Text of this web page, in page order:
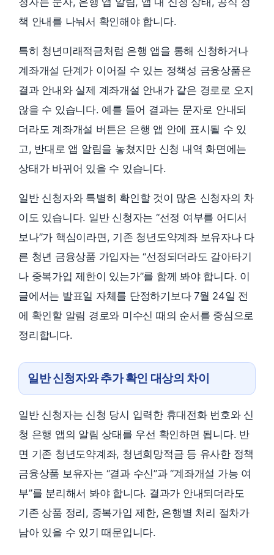
책 안내를 나눠서 확인해야 합니다.
특히 청년미래적금처럼 은행 앱을 통해 신청하거나
계좌개설 단계가 이어질 수 있는 정책성 금융상품은
결과 안내와 실제 계좌개설 안내가 같은 경로로 오지
않을 수 있습니다. 예를 들어 결과는 문자로 안내되
더라도 계좌개설 버튼은 은행 앱 안에 표시될 수 있
고, 반대로 앱 알림을 놓쳤지만 신청 내역 화면에는
상태가 바뀌어 있을 수 있습니다.
일반 신청자와 특별히 확인할 것이 많은 신청자의 차
이도 있습니다. 일반 신청자는 “선정 여부를 어디서
보나”가 핵심이라면, 기존 청년도약계좌 보유자나 다
른 청년 금융상품 가입자는 “선정되더라도 갈아타기
나 중복가입 제한이 있는가”를 함께 봐야 합니다. 이
글에서는 발표일 자체를 단정하기보다 7월 24일 전
에 확인할 알림 경로와 미수신 때의 순서를 중심으로
정리합니다.
일반 신청자와 추가 확인 대상의 차이
일반 신청자는 신청 당시 입력한 휴대전화 번호와 신
청 은행 앱의 알림 상태를 우선 확인하면 됩니다. 반
면 기존 청년도약계좌, 청년희망적금 등 유사한 정책
금융상품 보유자는 “결과 수신”과 “계좌개설 가능 여
부”를 분리해서 봐야 합니다. 결과가 안내되더라도
기존 상품 정리, 중복가입 제한, 은행별 처리 절차가
남아 있을 수 있기 때문입니다.